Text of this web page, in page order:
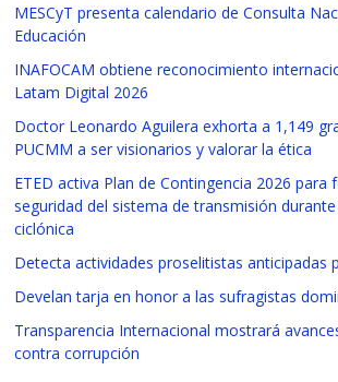
MESCyT presenta calendario de Consulta
Educación
INAFOCAM obtiene reconocimiento
Latam Digital 2026
Doctor Leonardo Aguilera exhorta a 1,149
PUCMM a ser visionarios y valorar la ética
ETED activa Plan de Contingencia 2026 para
seguridad del sistema de transmisión
ciclónica
Detecta actividades proselitistas anticipadas
Develan tarja en honor a las sufragistas
Transparencia Internacional mostrará
contra corrupción